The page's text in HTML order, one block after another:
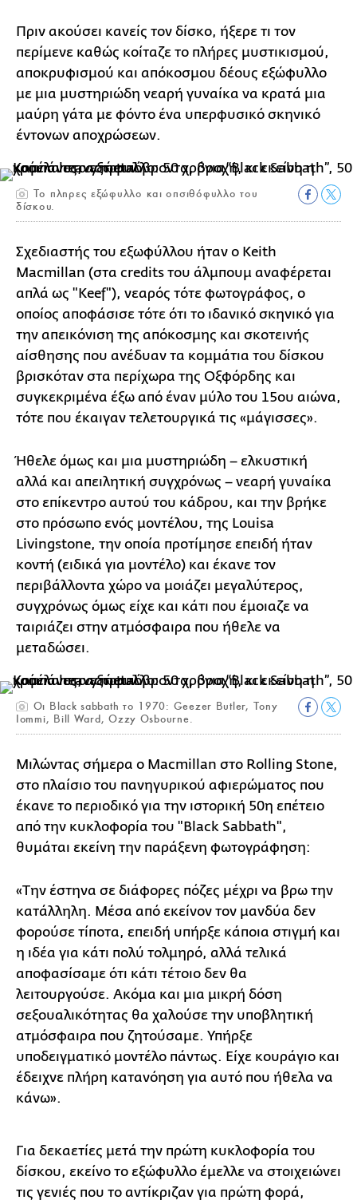
Πριν ακούσει κανείς τον δίσκο, ήξερε τι τον
περίμενε καθώς κοίταζε το πλήρες μυστικισμού,
αποκρυφισμού και απόκοσμου δέους εξώφυλλο
με μια μυστηριώδη νεαρή γυναίκα να κρατά μια
μαύρη γάτα με φόντο ένα υπερφυσικό σκηνικό
έντονων αποχρώσεων.
Το πληρες εξώφυλλο και οπσιθόφυλλο του
δίσκου.
Σχεδιαστής του εξωφύλλου ήταν ο Keith
Macmillan (στα credits του άλμπουμ αναφέρεται
απλά ως "Keef"), νεαρός τότε φωτογράφος, ο
οποίος αποφάσισε τότε ότι το ιδανικό σκηνικό για
την απεικόνιση της απόκοσμης και σκοτεινής
αίσθησης που ανέδυαν τα κομμάτια του δίσκου
βρισκόταν στα περίχωρα της Οξφόρδης και
συγκεκριμένα έξω από έναν μύλο του 15ου αιώνα,
τότε που έκαιγαν τελετουργικά τις «μάγισσες».
Ήθελε όμως και μια μυστηριώδη – ελκυστική
αλλά και απειλητική συγχρόνως – νεαρή γυναίκα
στο επίκεντρο αυτού του κάδρου, και την βρήκε
στο πρόσωπο ενός μοντέλου, της Louisa
Livingstone, την οποία προτίμησε επειδή ήταν
κοντή (ειδικά για μοντέλο) και έκανε τον
περιβάλλοντα χώρο να μοιάζει μεγαλύτερος,
συγχρόνως όμως είχε και κάτι που έμοιαζε να
ταιριάζει στην ατμόσφαιρα που ήθελε να
μεταδώσει.
Οι Black sabbath το 1970: Geezer Butler, Tony
Iommi, Bill Ward, Ozzy Osbourne.
Μιλώντας σήμερα ο Macmillan στο Rolling Stone,
στο πλαίσιο του πανηγυρικού αφιερώματος που
έκανε το περιοδικό για την ιστορική 50η επέτειο
από την κυκλοφορία του "Black Sabbath",
θυμάται εκείνη την παράξενη φωτογράφηση:
«Την έστηνα σε διάφορες πόζες μέχρι να βρω την
κατάλληλη. Μέσα από εκείνον τον μανδύα δεν
φορούσε τίποτα, επειδή υπήρξε κάποια στιγμή και
η ιδέα για κάτι πολύ τολμηρό, αλλά τελικά
αποφασίσαμε ότι κάτι τέτοιο δεν θα
λειτουργούσε. Ακόμα και μια μικρή δόση
σεξουαλικότητας θα χαλούσε την υποβλητική
ατμόσφαιρα που ζητούσαμε. Υπήρξε
υποδειγματικό μοντέλο πάντως. Είχε κουράγιο και
έδειχνε πλήρη κατανόηση για αυτό που ήθελα να
κάνω».
Για δεκαετίες μετά την πρώτη κυκλοφορία του
δίσκου, εκείνο το εξώφυλλο έμελλε να στοιχειώνει
τις γενιές που το αντίκριζαν για πρώτη φορά,